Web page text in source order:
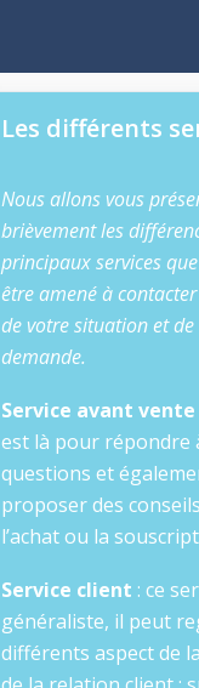
Les différents
Nous allons vous
brièvement les
principaux services
être amené à
de votre situation et
demande.
Service avant vente
est là pour répondre
questions et
proposer des
l’achat ou la
Service client : ce
généraliste, il peut
différents aspect de